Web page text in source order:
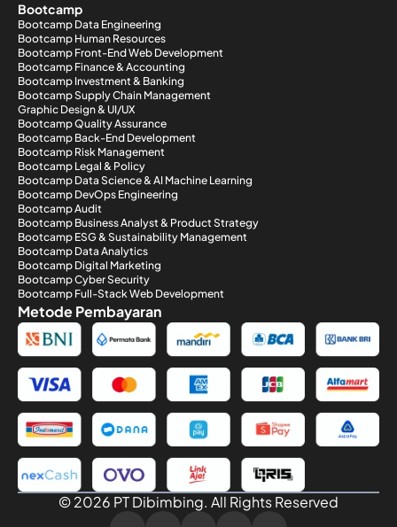
Bootcamp
Bootcamp Data Engineering
Bootcamp Human Resources
Bootcamp Front-End Web Development
Bootcamp Finance & Accounting
Bootcamp Investment & Banking
Bootcamp Supply Chain Management
Graphic Design & UI/UX
Bootcamp Quality Assurance
Bootcamp Back-End Development
Bootcamp Risk Management
Bootcamp Legal & Policy
Bootcamp Data Science & AI Machine Learning
Bootcamp DevOps Engineering
Bootcamp Audit
Bootcamp Business Analyst & Product Strategy
Bootcamp ESG & Sustainability Management
Bootcamp Data Analytics
Bootcamp Digital Marketing
Bootcamp Cyber Security
Bootcamp Full-Stack Web Development
Metode Pembayaran
© 2026 PT Dibimbing. All Rights Reserved